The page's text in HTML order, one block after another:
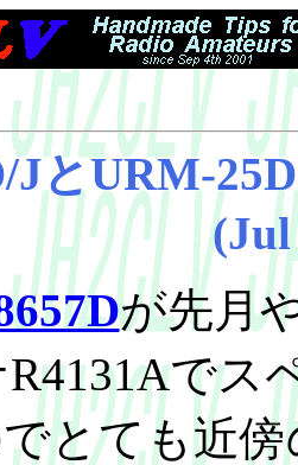
JとURM-
(Jul
が先月
でス
とても近